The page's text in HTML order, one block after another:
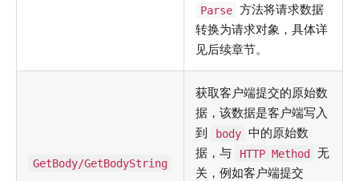
Parse 方法将请求数据
转换为请求对象，具体详
见后续章节。
GetBody/GetBodyString
获取客户端提交的原始数
据，该数据是客户端写入
到
body 中的原始数
据，与
HTTP Method 无
关，例如客户端提交